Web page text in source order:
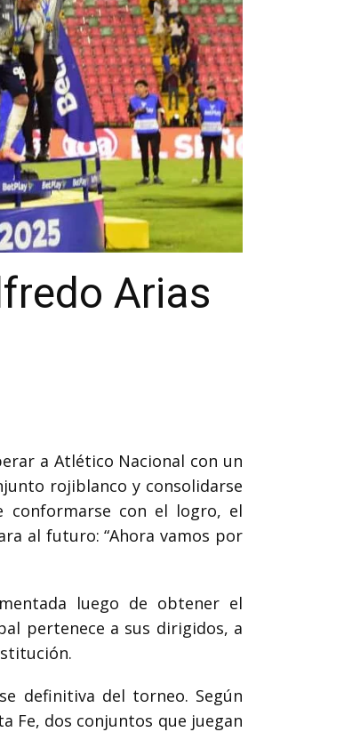
Arias
a Atlético Nacional con un
rojiblanco y consolidarse
conformarse con el logro, el
al futuro: “Ahora vamos por
luego de obtener el
pertenece a sus dirigidos, a
definitiva del torneo. Según
Fe, dos conjuntos que juegan